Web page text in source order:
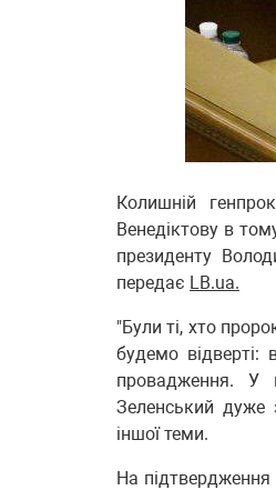
Колишній
Венедіктову в
президенту
передає LB.ua.
"Були ті, хто
будемо
провадження. У
Зеленський дуже
іншої теми.
На підтвердження